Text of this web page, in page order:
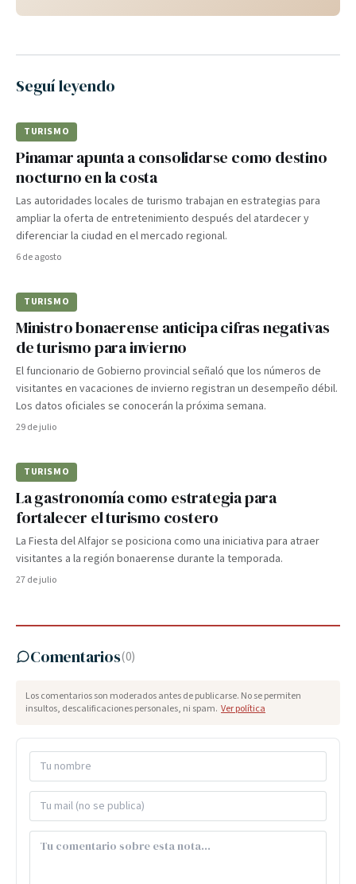
Seguí leyendo
TURISMO
Pinamar apunta a consolidarse como destino
nocturno en la costa
Las autoridades locales de turismo trabajan en estrategias para
ampliar la oferta de entretenimiento después del atardecer y
diferenciar la ciudad en el mercado regional.
6 de agosto
TURISMO
Ministro bonaerense anticipa cifras negativas
de turismo para invierno
El funcionario de Gobierno provincial señaló que los números de
visitantes en vacaciones de invierno registran un desempeño débil.
Los datos oficiales se conocerán la próxima semana.
29 de julio
TURISMO
La gastronomía como estrategia para
fortalecer el turismo costero
La Fiesta del Alfajor se posiciona como una iniciativa para atraer
visitantes a la región bonaerense durante la temporada.
27 de julio
Comentarios(0)
Los comentarios son moderados antes de publicarse. No se permiten
insultos, descalificaciones personales, ni spam. Ver política